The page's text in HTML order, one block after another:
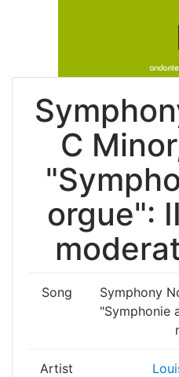
C
orgue":
Song
Symphony
"Symphonie
Artist